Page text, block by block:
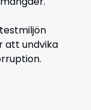
att undvika